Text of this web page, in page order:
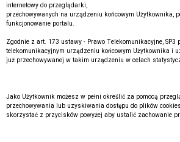
internetowy do przeglądarki,
przechowywanych na urządzeniu końcowym Użytkownika,
funkcjonowanie portalu.
Zgodnie z art. 173 ustawy - Prawo Telekomunikacyjne, SP3
telekomunikacyjnym urządzeniu końcowym Użytkownika i
już przechowywanej w takim urządzeniu w celach
Jako Użytkownik możesz w pełni określić za pomocą
przechowywania lub uzyskiwania dostępu do plików
skorzystać z przycisków powyżej aby ustalić zachowanie